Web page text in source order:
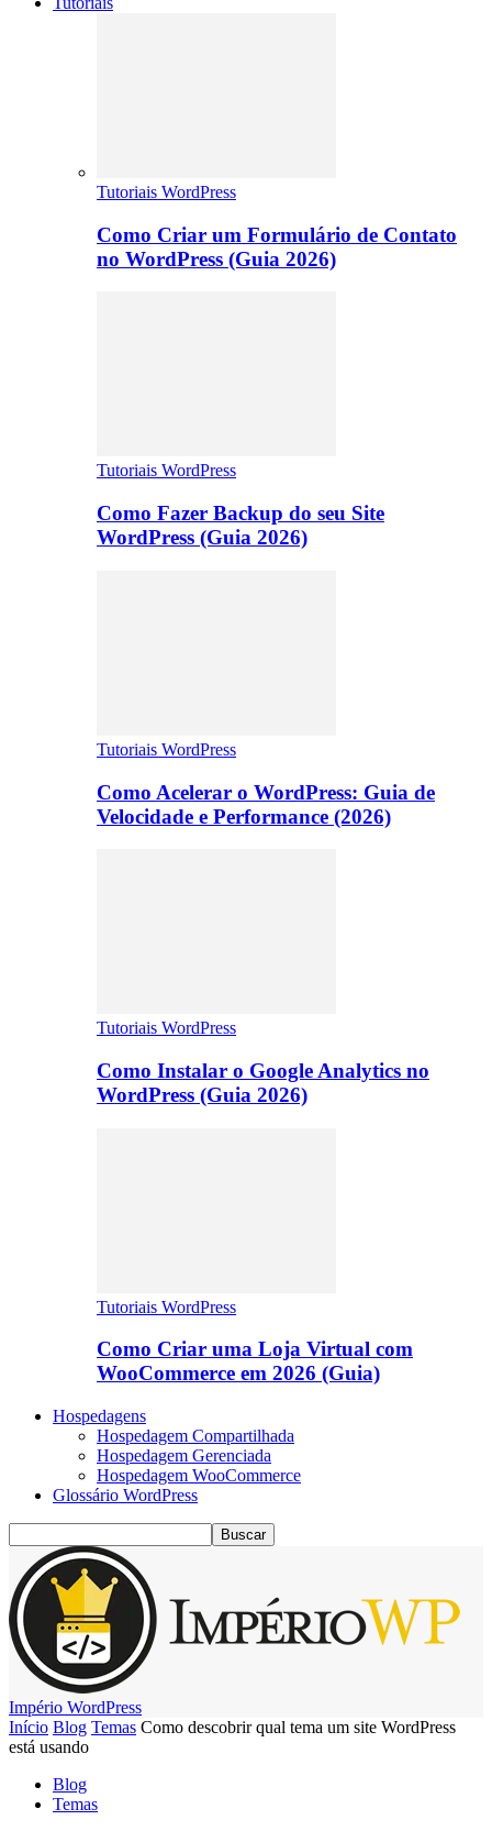
Tutoriais WordPress
Como Criar um Formulário de Contato
no WordPress (Guia 2026)
Tutoriais WordPress
Como Fazer Backup do seu Site
WordPress (Guia 2026)
Tutoriais WordPress
Como Acelerar o WordPress: Guia de
Velocidade e Performance (2026)
Tutoriais WordPress
Como Instalar o Google Analytics no
WordPress (Guia 2026)
Tutoriais WordPress
Como Criar uma Loja Virtual com
WooCommerce em 2026 (Guia)
Hospedagens
Hospedagem Compartilhada
Hospedagem Gerenciada
Hospedagem WooCommerce
Glossário WordPress
Império WordPress
Início Blog Temas Como descobrir qual tema um site WordPress
está usando
Blog
Temas